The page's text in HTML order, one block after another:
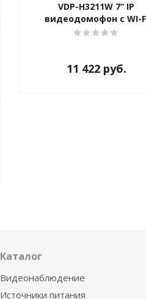
VDP-H3211W 7“ IP
видеодомофон с WI-
11 422руб.
Каталог
Видеонаблюдение
Источники питания